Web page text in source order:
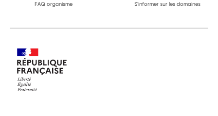
FAQ organisme
S'informer sur les domaines